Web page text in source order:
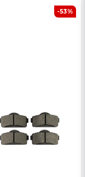
-53%